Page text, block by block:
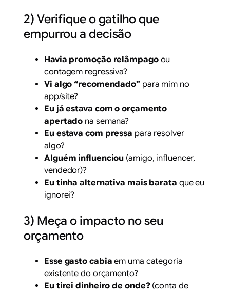
2) Verifique o gatilho que
empurrou a decisão
Havia promoção relâmpagoou
contagem regressiva?
Vi algo “recomendado”para mim no
app/site?
Eu já estava com o orçamento
apertado na semana?
Eu estava com pressa para resolver
algo?
Alguém influenciou (amigo, influencer,
vendedor)?
Eu tinha alternativa mais barata que eu
ignorei?
3) Meça o impacto no seu
orçamento
Esse gasto cabia em uma categoria
existente do orçamento?
Eu tirei dinheiro de onde?(conta de